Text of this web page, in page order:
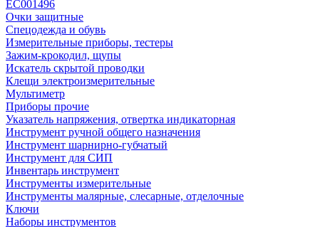
EC001496
Очки защитные
Спецодежда и обувь
Измерительные приборы, тестеры
Зажим-крокодил, щупы
Искатель скрытой проводки
Клещи электроизмерительные
Мультиметр
Приборы прочие
Указатель напряжения, отвертка индикаторная
Инструмент ручной общего назначения
Инструмент шарнирно-губчатый
Инструмент для СИП
Инвентарь инструмент
Инструменты измерительные
Инструменты малярные, слесарные, отделочные
Ключи
Наборы инструментов